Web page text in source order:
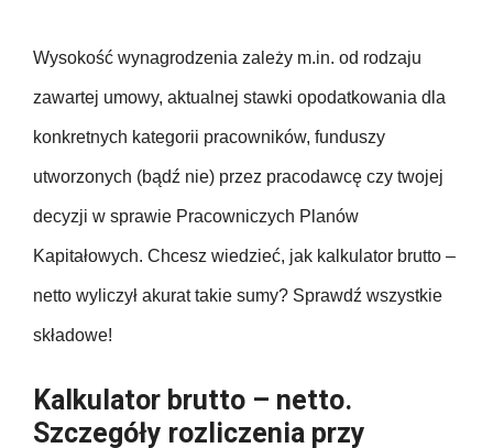
Wysokość wynagrodzenia zależy m.in. od rodzaju
zawartej umowy, aktualnej stawki opodatkowania dla
konkretnych kategorii pracowników, funduszy
utworzonych (bądź nie) przez pracodawcę czy twojej
decyzji w sprawie Pracowniczych Planów
Kapitałowych. Chcesz wiedzieć, jak kalkulator brutto –
netto wyliczył akurat takie sumy? Sprawdź wszystkie
składowe!
Kalkulator brutto – netto.
Szczegóły rozliczenia przy